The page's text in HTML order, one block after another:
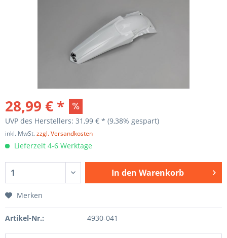
28,99 € *
UVP des Herstellers: 31,99 € * (9,38% gespart)
inkl. MwSt.zzgl. Versandkosten
Lieferzeit 4-6 Werktage
In den Warenkorb
Merken
Artikel-Nr.: 4930-041